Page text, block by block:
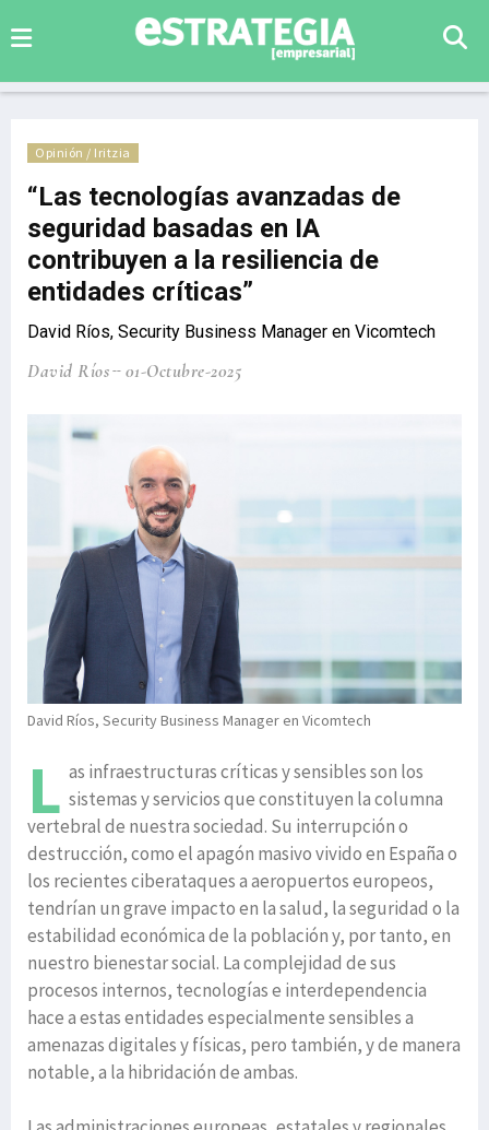
Opinión / Iritzia
“Las tecnologías avanzadas de
seguridad basadas en IA
contribuyen a la resiliencia de
entidades críticas”
David Ríos, Security Business Manager en Vicomtech
David Ríos 01-Octubre-2025
David Ríos, Security Business Manager en Vicomtech
L as infraestructuras críticas y sensibles son los
sistemas y servicios que constituyen la columna
vertebral de nuestra sociedad. Su interrupción o
destrucción, como el apagón masivo vivido en España o
los recientes ciberataques a aeropuertos europeos,
tendrían un grave impacto en la salud, la seguridad o la
estabilidad económica de la población y, por tanto, en
nuestro bienestar social. La complejidad de sus
procesos internos, tecnologías e interdependencia
hace a estas entidades especialmente sensibles a
amenazas digitales y físicas, pero también, y de manera
notable, a la hibridación de ambas.